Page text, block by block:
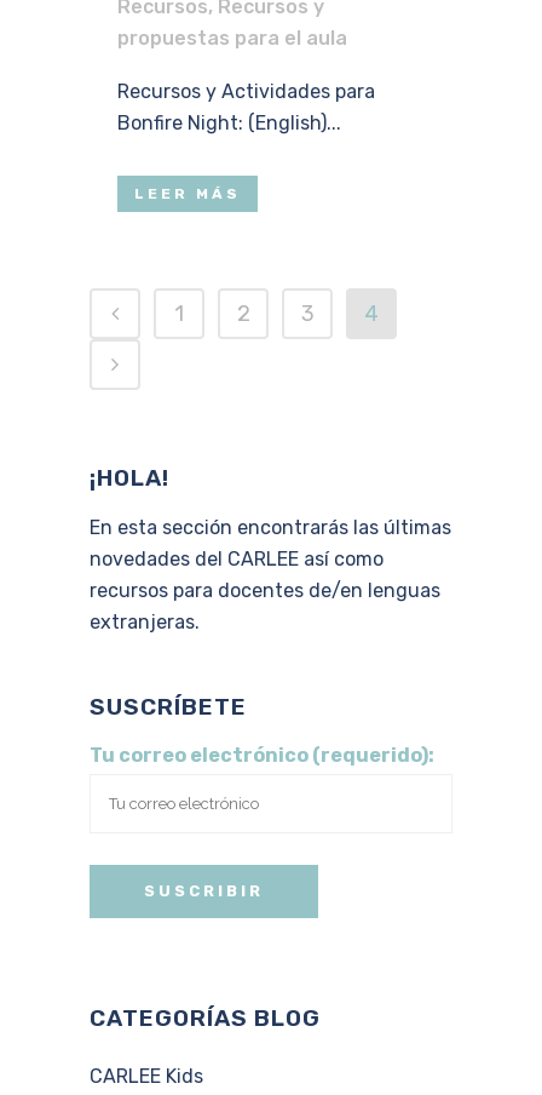
Recursos, Recursos y
propuestas para el aula
Recursos y Actividades para
Bonfire Night: (English)...
LEER MÁS
1 2 3 4
¡HOLA!
En esta sección encontrarás las últimas
novedades del CARLEE así como
recursos para docentes de/en lenguas
extranjeras.
SUSCRÍBETE
Tu correo electrónico (requerido):
CATEGORÍAS BLOG
CARLEE Kids